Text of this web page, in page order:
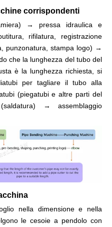
corrispondenti
→ pressa idraulica e
rifilatura, registrazione
punzonatura, stampa logo) →
che la lunghezza del tubo del
è la lunghezza richiesta, si
per tagliare il tubo alla
(piegatubi e altre parti del
→ assemblaggio
nella dimensione e nella
le cesoie a pendolo con